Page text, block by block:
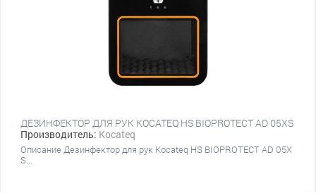
ДЕЗИНФЕКТОР ДЛЯ РУК KOCATEQ HS BIOPROTECT AD 05XS
Производитель: Kocateq
Описание Дезинфектор для рук Kocateq HS BIOPROTECT AD 05X
S...